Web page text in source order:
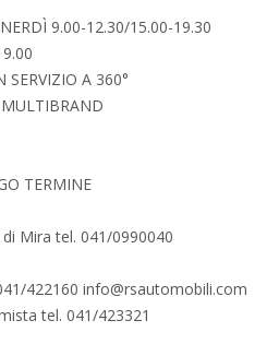
9.00-12.30/15.00-19.30
SERVIZIO A 360°
TERMINE
Mira tel. 041/0990040
422160 info@rsautomobili.com
tel. 041/423321